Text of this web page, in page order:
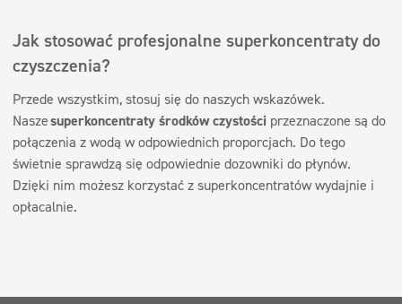
Jak stosować profesjonalne superkoncentraty do
czyszczenia?
Przede wszystkim, stosuj się do naszych wskazówek.
Naszesuperkoncentraty środków czystości przeznaczone są do
połączenia z wodą w odpowiednich proporcjach. Do tego
świetnie sprawdzą się odpowiednie dozowniki do płynów.
Dzięki nim możesz korzystać z superkoncentratów wydajnie i
opłacalnie.